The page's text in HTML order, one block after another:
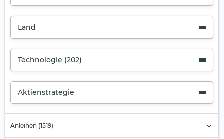
Land
Technologie (202)
Aktienstrategie
Anleihen (1519)